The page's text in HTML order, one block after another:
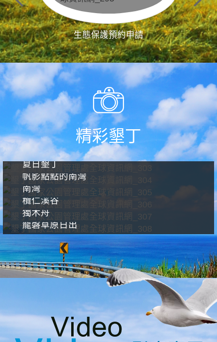
生態保護預約申請
精彩墾丁
夏日墾丁
帆影點點的南灣
南灣
欖仁溪谷
獨木舟
龍磐草原日出